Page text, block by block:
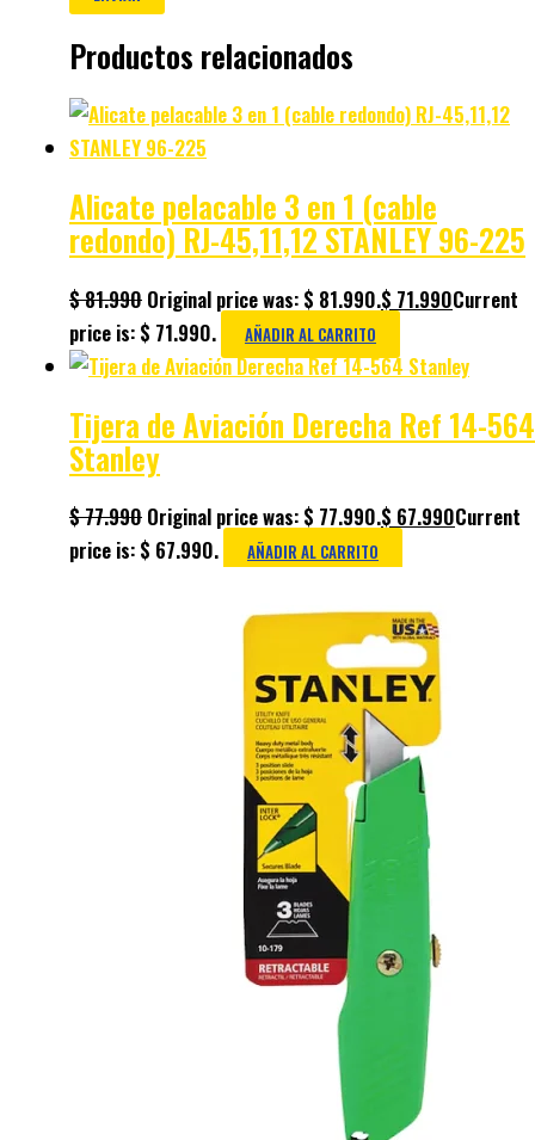
Productos relacionados
Alicate pelacable 3 en 1 (cable
redondo) RJ-45,11,12 STANLEY 96-225
$81.990 Original price was: $ 81.990.$ 71.990Current
price is: $ 71.990.
AÑADIR AL CARRITO
Tijera de Aviación Derecha Ref 14-564
Stanley
$77.990 Original price was: $ 77.990.$ 67.990Current
price is: $ 67.990.
AÑADIR AL CARRITO